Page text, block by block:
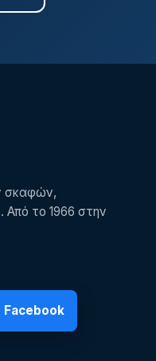
σκαφών,
Από το 1966 στην